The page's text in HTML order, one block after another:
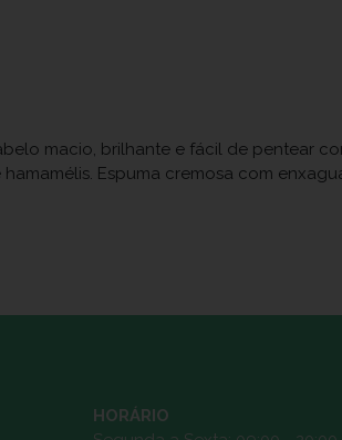
macio, brilhante e fácil de pentear
Espuma cremosa com
HORÁRIO